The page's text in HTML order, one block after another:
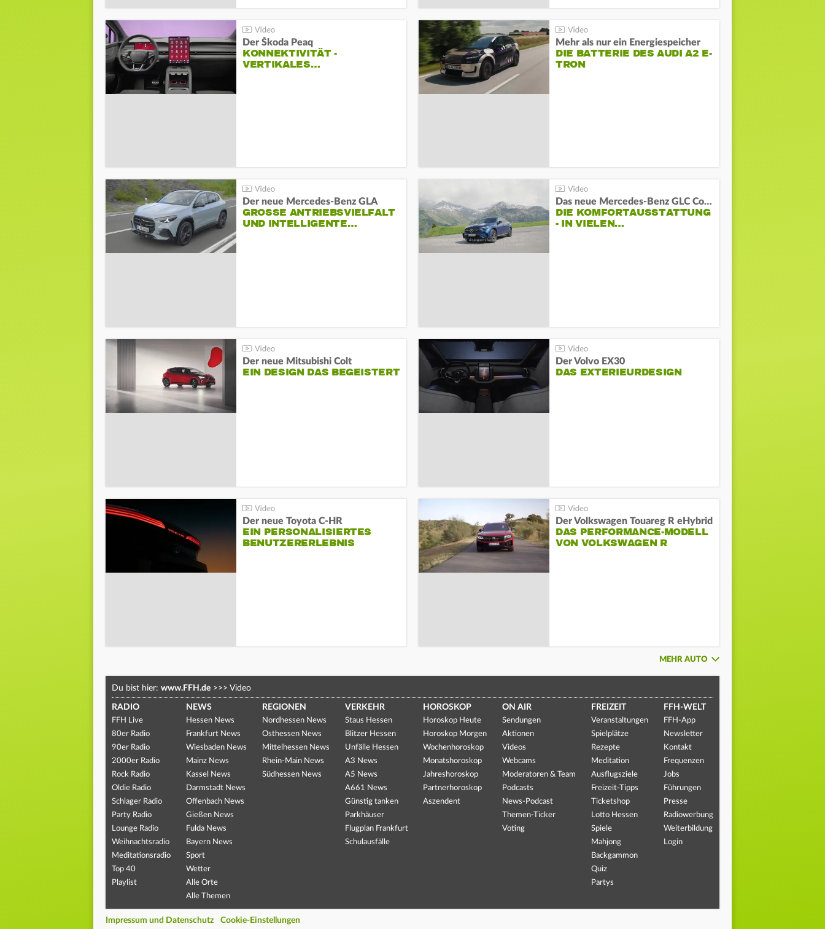
Der Škoda Peaq
KONNEKTIVITÄT -
VERTIKALES…
Mehr als nur ein Energiespeicher
DIE BATTERIE DES AUDI A2 E-
TRON
Der neue Mercedes-Benz GLA
GROSSE ANTRIEBSVIELFALT U
ND INTELLIGENTE…
Das neue Mercedes-Benz GLC Coupé
DIE KOMFORTAUSSTATTUNG
- IN VIELEN…
Der neue Mitsubishi Colt
EIN DESIGN DAS BEGEISTERT
Der Volvo EX30
DAS EXTERIEURDESIGN
Der neue Toyota C-HR
EIN PERSONALISIERTES
BENUTZERERLEBNIS
Der Volkswagen Touareg R eHybrid
DAS PERFORMANCE-MODELL
VON VOLKSWAGEN R
MEHR AUTO
Du bist hier: www.FFH.de >>> Video
RADIO
FFH Live
80er Radio
90er Radio
2000er Radio
Rock Radio
Oldie Radio
Schlager Radio
Party Radio
Lounge Radio
Weihnachtsradio
Meditationsradio
Top 40
Playlist
NEWS
Hessen News
Frankfurt News
Wiesbaden News
Mainz News
Kassel News
Darmstadt News
Offenbach News
Gießen News
Fulda News
Bayern News
Sport
Wetter
Alle Orte
Alle Themen
REGIONEN
Nordhessen News
Osthessen News
Mittelhessen News
Rhein-Main News
Südhessen News
VERKEHR
Staus Hessen
Blitzer Hessen
Unfälle Hessen
A3 News
A5 News
A661 News
Günstig tanken
Parkhäuser
Flugplan Frankfurt
Schulausfälle
HOROSKOP
Horoskop Heute
Horoskop Morgen
Wochenhoroskop
Monatshoroskop
Jahreshoroskop
Partnerhoroskop
Aszendent
ON AIR
Sendungen
Aktionen
Videos
Webcams
Moderatoren & Team
Podcasts
News-Podcast
Themen-Ticker
Voting
FREIZEIT
Veranstaltungen
Spielplätze
Rezepte
Meditation
Ausflugsziele
Freizeit-Tipps
Ticketshop
Lotto Hessen
Spiele
Mahjong
Backgammon
Quiz
Partys
FFH-WELT
FFH-App
Newsletter
Kontakt
Frequenzen
Jobs
Führungen
Presse
Radiowerbung
Weiterbildung
Login
Impressum und Datenschutz Cookie-Einstellungen